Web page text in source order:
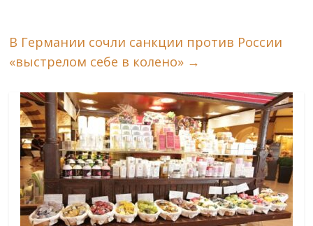
В Германии сочли санкции против России
«выстрелом себе в колено» →